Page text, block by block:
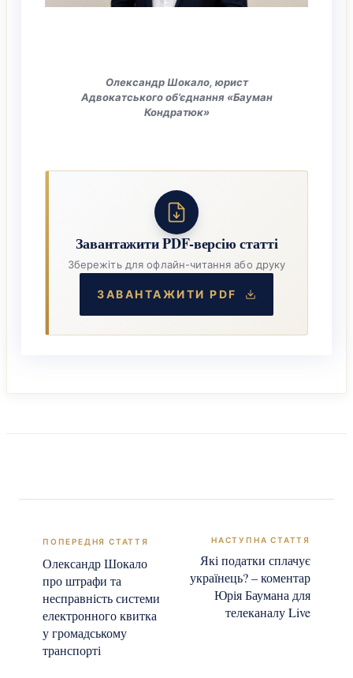
Олександр Шокало, юрист
Адвокатського об’єднання «Бауман
Кондратюк»
Завантажити PDF-версію статті
Збережіть для офлайн-читання або друку
ЗАВАНТАЖИТИ PDF
Олександр Шокало
про штрафи та
несправність системи
електронного квитка
у громадському
транспорті
Які податки сплачує
українець? – коментар
Юрія Баумана для
телеканалу Live